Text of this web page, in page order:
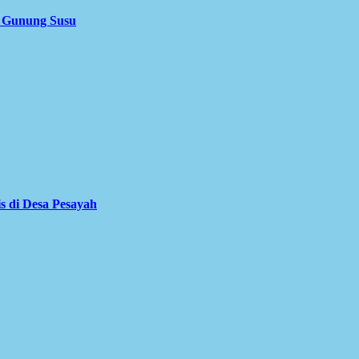
Susu
Desa Pesayah